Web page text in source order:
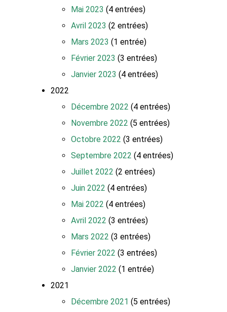
Mai 2023 (4 entrées)
Avril 2023 (2 entrées)
Mars 2023 (1 entrée)
Février 2023 (3 entrées)
Janvier 2023 (4 entrées)
2022
Décembre 2022 (4 entrées)
Novembre 2022 (5 entrées)
Octobre 2022 (3 entrées)
Septembre 2022 (4 entrées)
Juillet 2022 (2 entrées)
Juin 2022 (4 entrées)
Mai 2022 (4 entrées)
Avril 2022 (3 entrées)
Mars 2022 (3 entrées)
Février 2022 (3 entrées)
Janvier 2022 (1 entrée)
2021
Décembre 2021 (5 entrées)